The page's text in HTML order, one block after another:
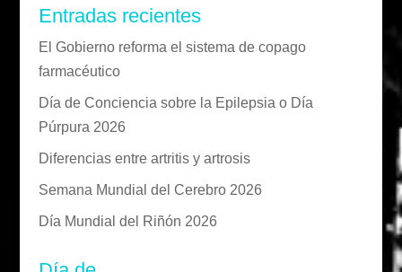
Entradas recientes
El Gobierno reforma el sistema de copago
farmacéutico
Día de Conciencia sobre la Epilepsia o Día
Púrpura 2026
Diferencias entre artritis y artrosis
Semana Mundial del Cerebro 2026
Día Mundial del Riñón 2026